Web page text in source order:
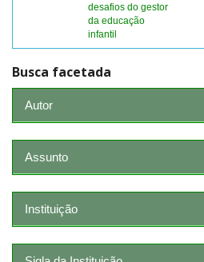
desafios do gestor
da educação
infantil
Busca facetada
Autor
Assunto
Instituição